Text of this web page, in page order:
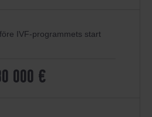
IVF-programmets start
000 €